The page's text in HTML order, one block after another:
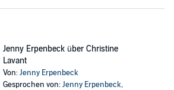
Jenny Erpenbeck über Christine
Lavant
Von:Jenny Erpenbeck
Gesprochen von:Jenny Erpenbeck,